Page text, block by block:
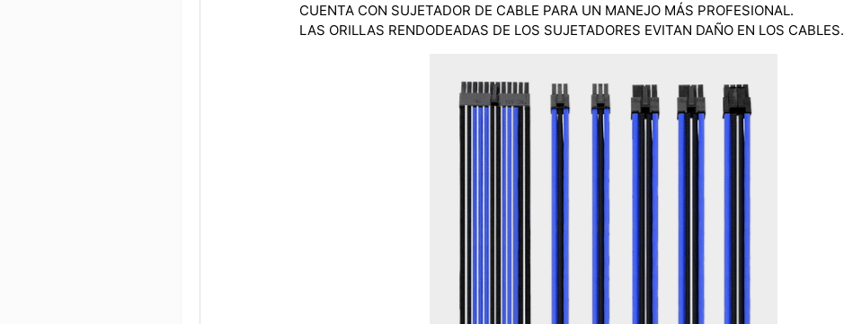
CUENTA CON SUJETADOR DE CABLE PARA UN MANEJO MÁS PROFESIONAL.
LAS ORILLAS RENDODEADAS DE LOS SUJETADORES EVITAN DAÑO EN LOS CABLES.